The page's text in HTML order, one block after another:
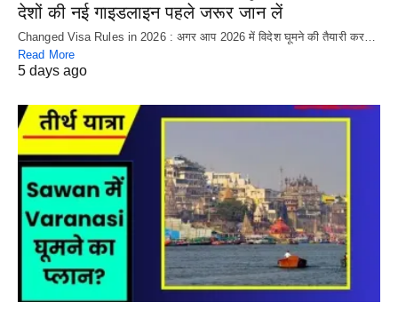
देशों की नई गाइडलाइन पहले जरूर जान लें
Changed Visa Rules in 2026 : अगर आप 2026 में विदेश घूमने की तैयारी कर…
Read More
5 days ago